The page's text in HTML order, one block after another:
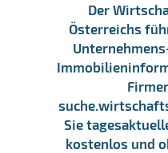
Der
Österreichs
Sie
kostenlos und